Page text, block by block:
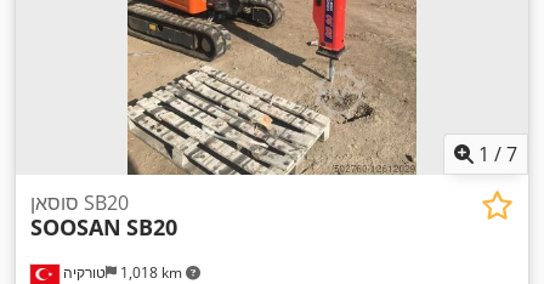
1 /7
טורקיה 1,018 km
סוסאן SB20
SOOSAN SB20